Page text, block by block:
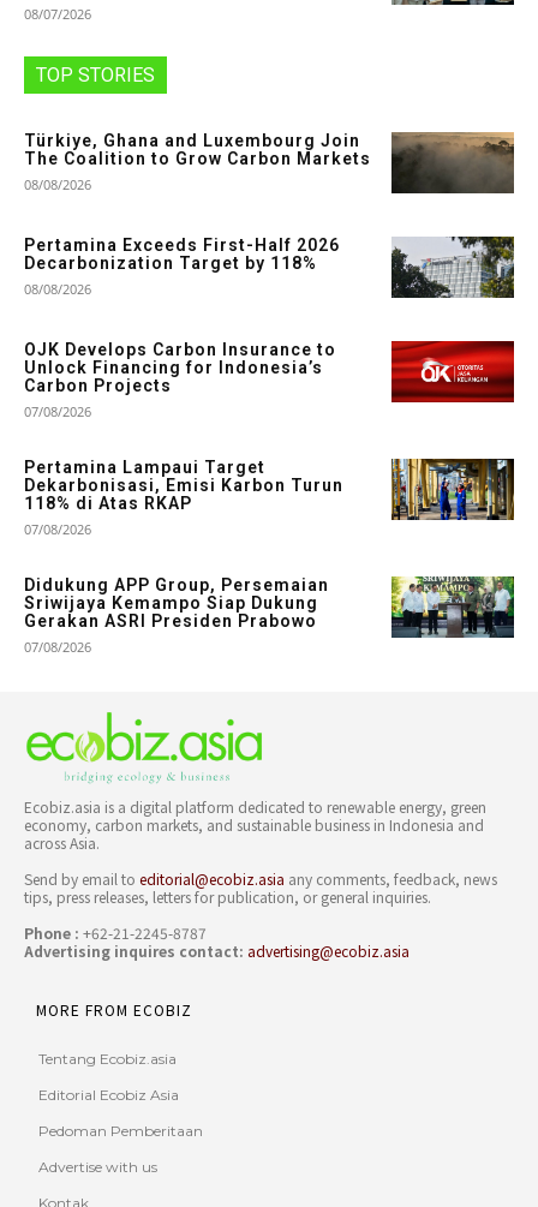
08/07/2026
TOP STORIES
Türkiye, Ghana and Luxembourg Join
The Coalition to Grow Carbon Markets
08/08/2026
Pertamina Exceeds First-Half 2026
Decarbonization Target by 118%
08/08/2026
OJK Develops Carbon Insurance to
Unlock Financing for Indonesia’s
Carbon Projects
07/08/2026
Pertamina Lampaui Target
Dekarbonisasi, Emisi Karbon Turun
118% di Atas RKAP
07/08/2026
Didukung APP Group, Persemaian
Sriwijaya Kemampo Siap Dukung
Gerakan ASRI Presiden Prabowo
07/08/2026
Ecobiz.asia is a digital platform dedicated to renewable energy, green
economy, carbon markets, and sustainable business in Indonesia and
across Asia.
Send by email to editorial@ecobiz.asia any comments, feedback, news
tips, press releases, letters for publication, or general inquiries.
Phone : +62-21-2245-8787
Advertising inquires contact: advertising@ecobiz.asia
MORE FROM ECOBIZ
Tentang Ecobiz.asia
Editorial Ecobiz Asia
Pedoman Pemberitaan
Advertise with us
Kontak